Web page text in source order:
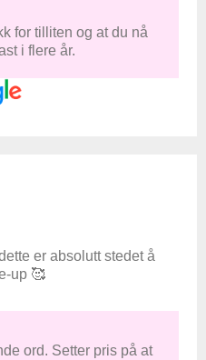
for tilliten og at du nå
i flere år.
er absolutt stedet å
up 🥰
ord. Setter pris på at